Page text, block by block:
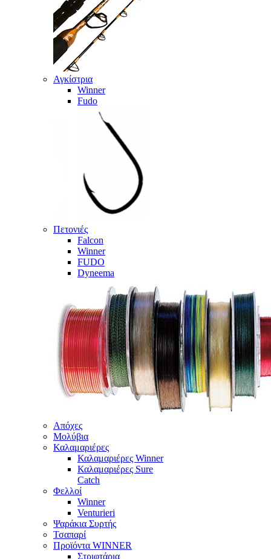
Αγκίστρια
Winner
Fudo
Πετονιές
Falcon
Winner
FUDO
Dyneema
Απόχες
Μολύβια
Καλαμαριέρες
Καλαμαριέρες Winner
Καλαμαριέρες Sure
Catch
Φελλοί
Winner
Venturieri
Ψαράκια Συρτής
Τσαπαρί
Προϊόντα WINNER
Στριφτάρια